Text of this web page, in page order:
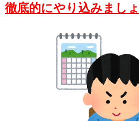
徹底的にやり込みましょ